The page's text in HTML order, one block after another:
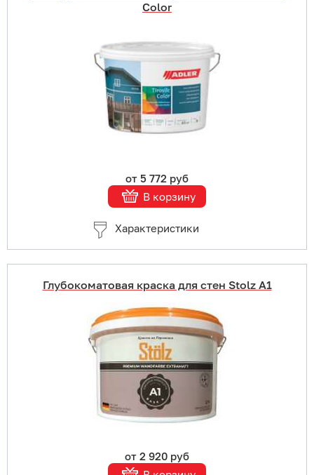
Color
от 5 772 руб
В корзину
Характеристики
Купить в 1 клик
В корзину
Подробнее
Глубокоматовая краска для стен Stolz A1
от 2 920 руб
Купить в 1 клик
В корзину
Подробнее